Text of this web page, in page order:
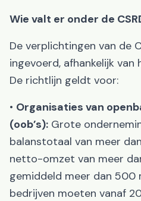
Wie valt er onder de
De verplichtingen van de
ingevoerd, afhankelijk
De richtlijn geldt voor:
• Organisaties van
(oob’s): Grote
balanstotaal van meer
netto-omzet van meer
gemiddeld meer dan 500
bedrijven moeten vanaf